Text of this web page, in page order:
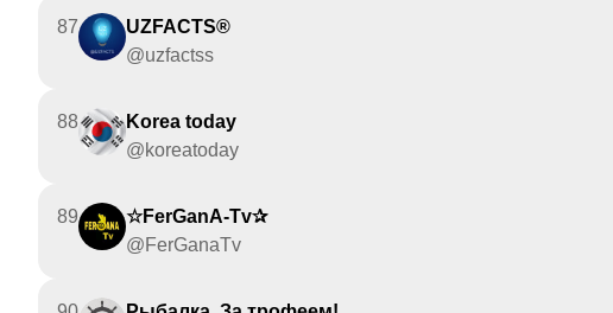
87
UZFACTS®️
@uzfactss
88
Korea today
@koreatoday
89
☆FerGanA-Tv✰
@FerGanaTv